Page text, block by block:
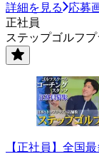
詳細を見る
応募
正社員
ステップゴルフ
【正社員】全国